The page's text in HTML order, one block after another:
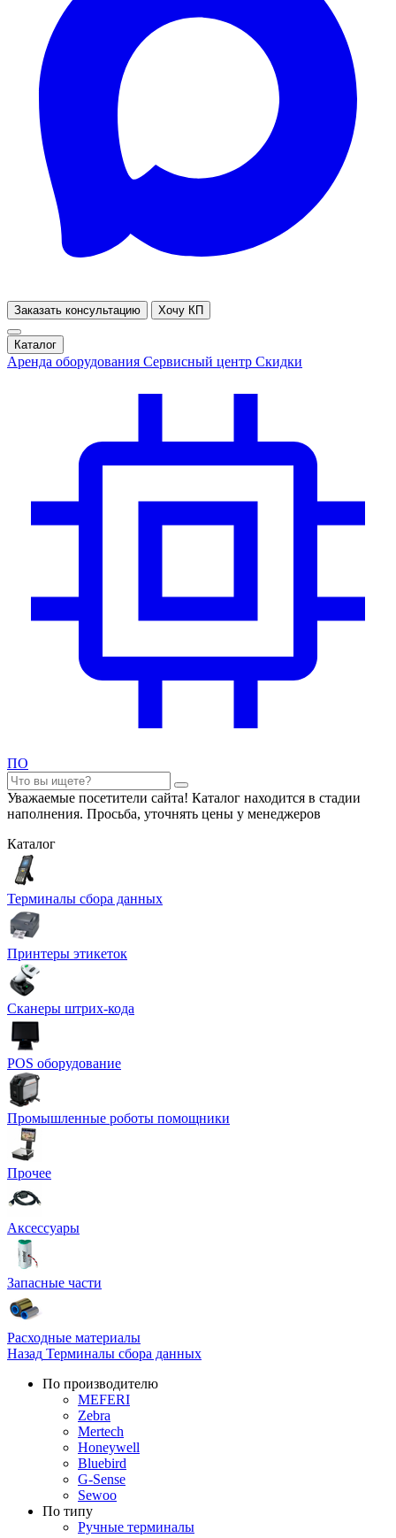
Заказать консультацию Хочу КП
Каталог
Аренда оборудования Сервисный центр Скидки
ПО
Уважаемые посетители сайта! Каталог находится в стадии
наполнения. Просьба, уточнять цены у менеджеров
Каталог
Терминалы сбора данных
Принтеры этикеток
Сканеры штрих-кода
POS оборудование
Промышленные роботы помощники
Прочее
Аксессуары
Запасные части
Расходные материалы
Назад Терминалы сбора данных
По производителю
MEFERI
Zebra
Mertech
Honeywell
Bluebird
G-Sense
Sewoo
По типу
Ручные терминалы